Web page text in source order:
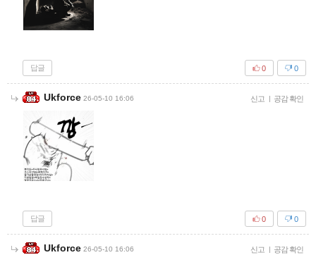
답글 0
0
Ukforce 26-05-10 16:06 신고 | 공감 확인
답글 0
0
Ukforce 26-05-10 16:06 신고 | 공감 확인